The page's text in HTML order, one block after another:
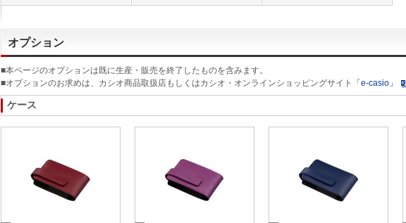
オプション
■本ページのオプションは既に生産・販売を終了したものを含みます。
■オプションのお求めは、カシオ商品取扱店もしくはカシオ・オンラインショッピングサイト
「e-casio」
ケース